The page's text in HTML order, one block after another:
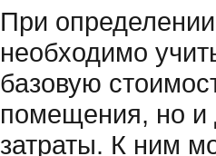
При
необходимо
базовую
помещения, но и
затраты. К ним